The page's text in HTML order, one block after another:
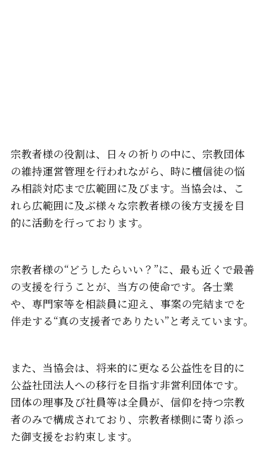
宗教者様の役割は、
日々の祈りの中に、宗教団体
の維持運営管理を行われながら、 時に檀信徒の悩
み相談対応まで広範囲に及びます。 当協会は、こ
れら広範囲に及ぶ様々な宗教者様の後方支援を目
的に活動を行っております。
宗教者様の“どうしたらいい？”に、最も近くで最善
の支援を行うことが、当方の使命です。 各士業
や、専門家等を相談員に迎え、 事案の完結までを
伴走する“真の支援者でありたい”と考えています。
また、当協会は、将来的に更なる公益性を目的に
公益社団法人への移行を目指す非営利団体です。
団体の理事及び社員等は全員が、信仰を持つ宗教
者のみで構成されており、 宗教者様側に寄り添っ
た御支援をお約束します。